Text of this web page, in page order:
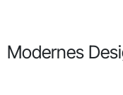
Modernes